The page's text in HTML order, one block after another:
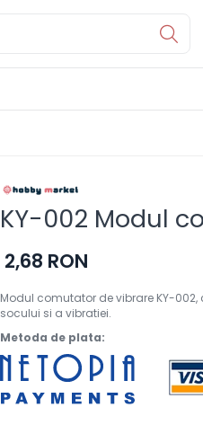
KY-002 Modul
2,68 RON
Modul comutator de vibrare KY-
socului si a vibratiei.
Metoda de plata: